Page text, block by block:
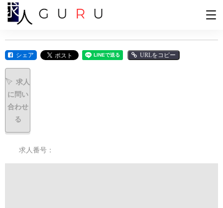
シェア URLをコピー
求人
に問い
合わせ
る
求人番号：